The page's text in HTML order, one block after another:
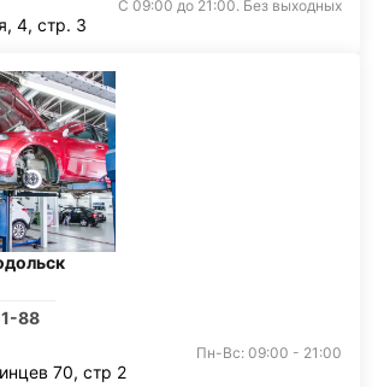
С 09:00 до 21:00. Без выходных
4, стр. 3
88
Пн-Вс: 09:00 - 21:00
70, стр 2